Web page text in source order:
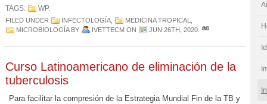
TAGS: WP.
FILED UNDER INFECTOLOGÍA MEDICINA TROPICAL
MICROBIOLOGÍABY IVETTECM ON JUN 26TH, 2020
Curso Latinoamericano de eliminación de la
tuberculosis
Para facilitar la compresión de la Estrategia Mundial Fin de la TB y